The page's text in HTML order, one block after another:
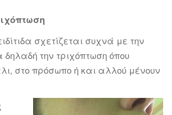
σχετίζεται συχνά με την
την τριχόπτωση όπου
στο πρόσωπο ή και αλλού μένουν